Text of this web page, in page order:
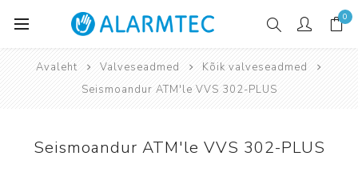
0
Avaleht Valveseadmed
Kõik valveseadmed
Seismoandur ATM'le VVS 302-PLUS
Seismoandur ATM'le VVS 302-PLUS